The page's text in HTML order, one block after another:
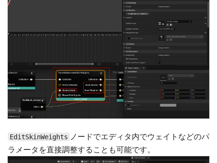
EditSkinWeights ノードでエディタ内でウェイトなどのパ
ラメータを直接調整することも可能です。